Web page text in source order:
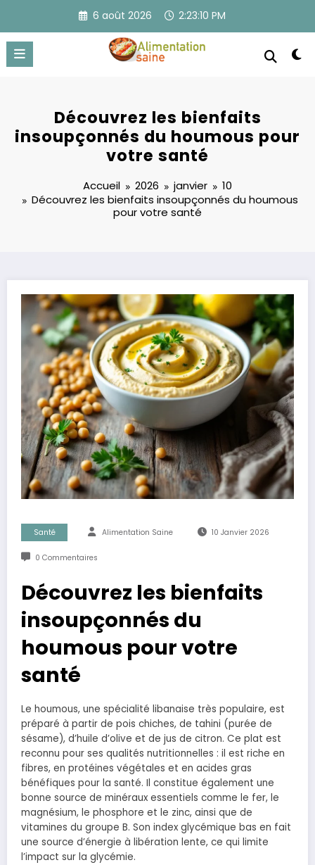
contenu
6 août 2026 2:23:10 PM
Découvrez les bienfaits
insoupçonnés du houmous pour
votre santé
Accueil 2026 janvier
10
Découvrez les bienfaits insoupçonnés du houmous
pour votre santé
Santé Alimentation Saine 10 Janvier 2026
0 Commentaires
Découvrez les bienfaits
insoupçonnés du
houmous pour votre
santé
Le houmous, une spécialité libanaise très populaire, est
préparé à partir de pois chiches, de tahini (purée de
sésame), d’huile d’olive et de jus de citron. Ce plat est
reconnu pour ses qualités nutritionnelles : il est riche en
fibres, en protéines végétales et en acides gras
bénéfiques pour la santé. Il constitue également une
bonne source de minéraux essentiels comme le fer, le
magnésium, le phosphore et le zinc, ainsi que de
vitamines du groupe B. Son index glycémique bas en fait
une source d’énergie à libération lente, ce qui limite
l’impact sur la glycémie.